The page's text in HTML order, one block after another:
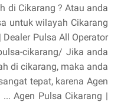
di Cikarang ? Atau anda
untuk wilayah Cikarang
Pulsa All Operator
cikarang/ Jika anda
di cikarang, maka anda
tepat, karena Agen
Agen Pulsa Cikarang |